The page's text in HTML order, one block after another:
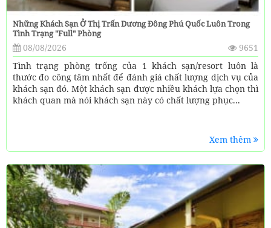
Những Khách Sạn Ở Thị Trấn Dương Đông Phú Quốc Luôn Trong
Tình Trạng "full" Phòng
08/08/2026
9651
Tình trạng phòng trống của 1 khách sạn/resort luôn là
thước đo công tâm nhất để đánh giá chất lượng dịch vụ của
khách sạn đó. Một khách sạn được nhiều khách lựa chọn thì
khách quan mà nói khách sạn này có chất lượng phục...
Xem thêm